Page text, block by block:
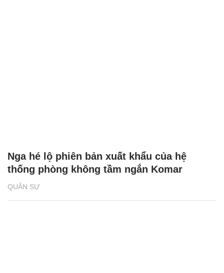
QUÂN SỰ
Nga hé lộ phiên bản xuất khẩu của hệ
thống phòng không tầm ngắn Komar